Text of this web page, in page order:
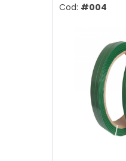
Cod: #004